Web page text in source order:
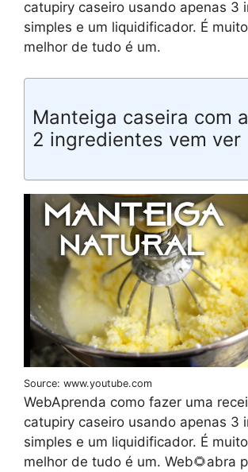
catupiry caseiro usando apenas 3
simples e um liquidificador. É
melhor de tudo é um.
Manteiga caseira com
2 ingredientes vem ver
Source: www.youtube.com
WebAprenda como fazer uma
catupiry caseiro usando apenas 3
simples e um liquidificador. É
melhor de tudo é um. Web🌻abra